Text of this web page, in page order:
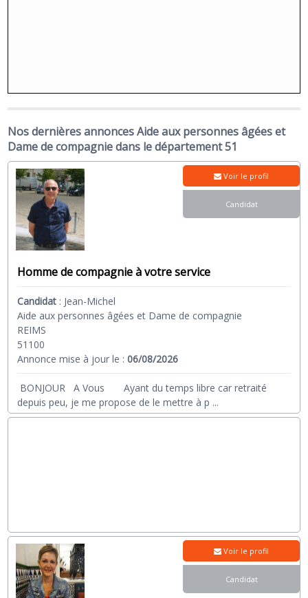
Nos dernières annonces Aide aux personnes âgées et
Dame de compagnie dans le département 51
Homme de compagnie à votre service
Candidat : Jean-Michel
Aide aux personnes âgées et Dame de compagnie
REIMS
51100
Annonce mise à jour le :06/08/2026
BONJOUR A Vous Ayant du temps libre car retraité
depuis peu, je me propose de le mettre à p ...
Voir le profil
Candidat
Voir le profil
Candidat